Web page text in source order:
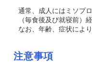
通常、成人にはミソプ
（毎食後及び就寝前）
なお、年齢、症状によ
注意事項